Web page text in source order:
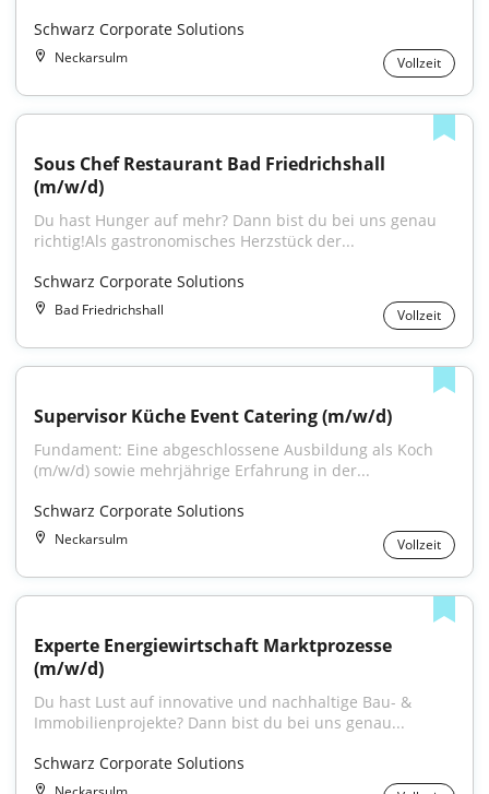
Schwarz Corporate Solutions
Neckarsulm Vollzeit
Sous Chef Restaurant Bad Friedrichshall
(m/w/d)
Du hast Hunger auf mehr? Dann bist du bei uns genau
richtig!Als gastronomisches Herzstück der...
Schwarz Corporate Solutions
Bad Friedrichshall Vollzeit
Supervisor Küche Event Catering (m/w/d)
Fundament: Eine abgeschlossene Ausbildung als Koch
(m/w/d) sowie mehrjährige Erfahrung in der...
Schwarz Corporate Solutions
Neckarsulm Vollzeit
Experte Energiewirtschaft Marktprozesse
(m/w/d)
Du hast Lust auf innovative und nachhaltige Bau- &
Immobilienprojekte? Dann bist du bei uns genau...
Schwarz Corporate Solutions